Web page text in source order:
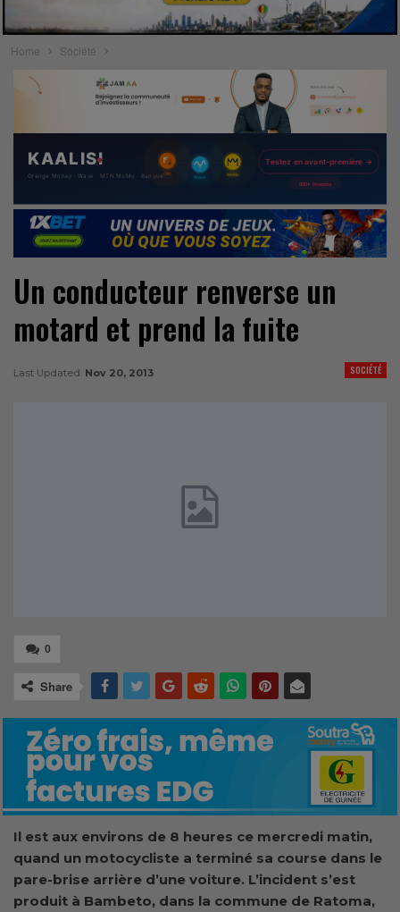
Home Société
Un conducteur renverse un
motard et prend la fuite
SOCIÉTÉ
Last Updated Nov 20, 2013
0
Share
Il est aux environs de 8 heures ce mercredi matin,
quand un motocycliste a terminé sa course dans le
pare-brise arrière d’une voiture. L’incident s’est
produit à Bambeto, dans la commune de Ratoma,